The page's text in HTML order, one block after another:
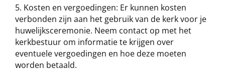
Kosten en vergoedingen: Er kunnen kosten
verbonden zijn aan het gebruik van de kerk voor je
huwelijksceremonie. Neem contact op met het
kerkbestuur om informatie te krijgen over
eventuele vergoedingen en hoe deze moeten
worden betaald.